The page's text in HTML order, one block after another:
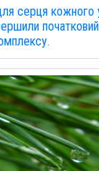
серця кожного